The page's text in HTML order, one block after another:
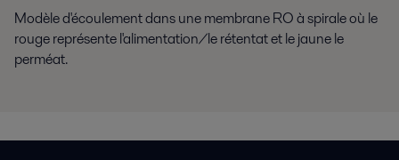
Modèle d'écoulement dans une membrane RO à spirale où le
rouge représente l'alimentation/le rétentat et le jaune le
perméat.